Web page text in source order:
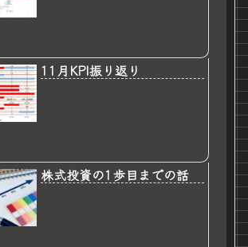
11月KPI振り返り
株式投資の1歩目までの話